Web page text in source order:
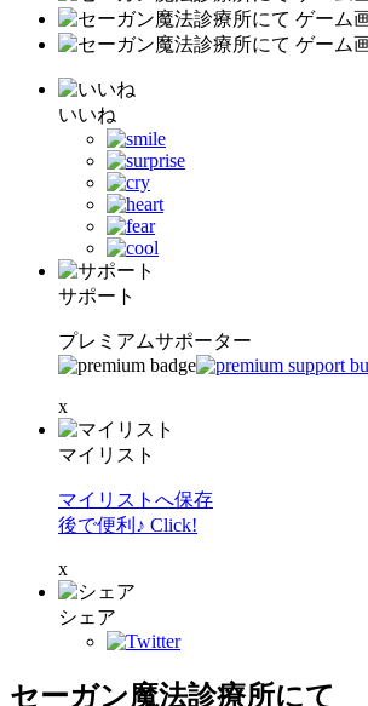
いいね
サポート
プレミアムサポーター
x
マイリスト
マイリストへ保存
後で便利♪ Click!
x
シェア
セーガン魔法診療所にて